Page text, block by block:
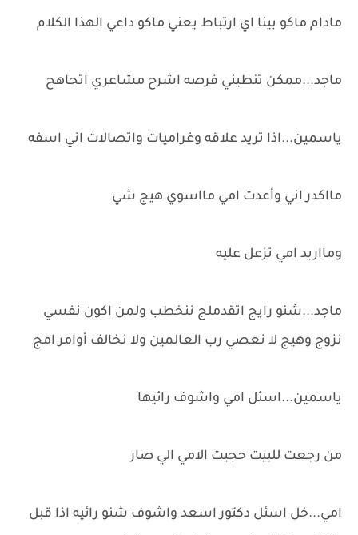
مادام ماكو بينا اي ارتباط يعني ماكو داعي الهذا الكلام
ماجد...ممكن تنطيني فرصه اشرح مشاعري اتجاهج
ياسمين...اذا تريد علاقه وغراميات واتصالات اني اسفه
مااكدر اني وأعدت امي مااسوي هيج شي
ومااريد امي تزعل عليه
ماجد...شنو رايج اتقدملج ننخطب ولمن اكون نفسي
نزوج وهيج لا نعصي رب العالمين ولا نخالف أوامر امج
ياسمين...اسئل امي واشوف رائيها
من رجعت للبيت حجيت الامي الي صار
امي...خل اسئل دكتور اسعد واشوف شنو رائيه اذا قبل